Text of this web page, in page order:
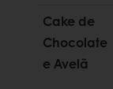
Cake de
Chocolate
e Avelã